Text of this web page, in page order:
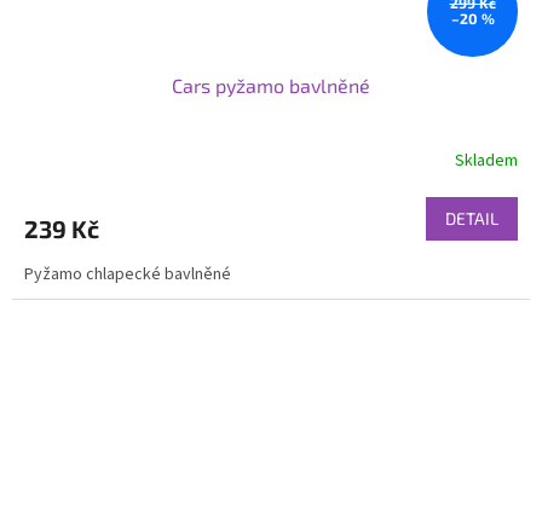
–20 %
Cars pyžamo bavlněné
Skladem
239 Kč DETAIL
Pyžamo chlapecké bavlněné